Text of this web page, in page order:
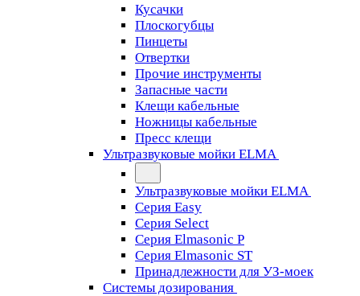
Кусачки
Плоскогубцы
Пинцеты
Отвертки
Прочие инструменты
Запасные части
Клещи кабельные
Ножницы кабельные
Пресс клещи
Ультразвуковые мойки ELMA
Ультразвуковые мойки ELMA
Серия Easy
Серия Select
Серия Elmasonic P
Серия Elmasonic ST
Принадлежности для УЗ-моек
Системы дозирования